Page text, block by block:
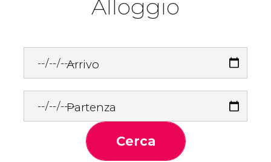
Alloggio
Arrivo
Partenza
Cerca